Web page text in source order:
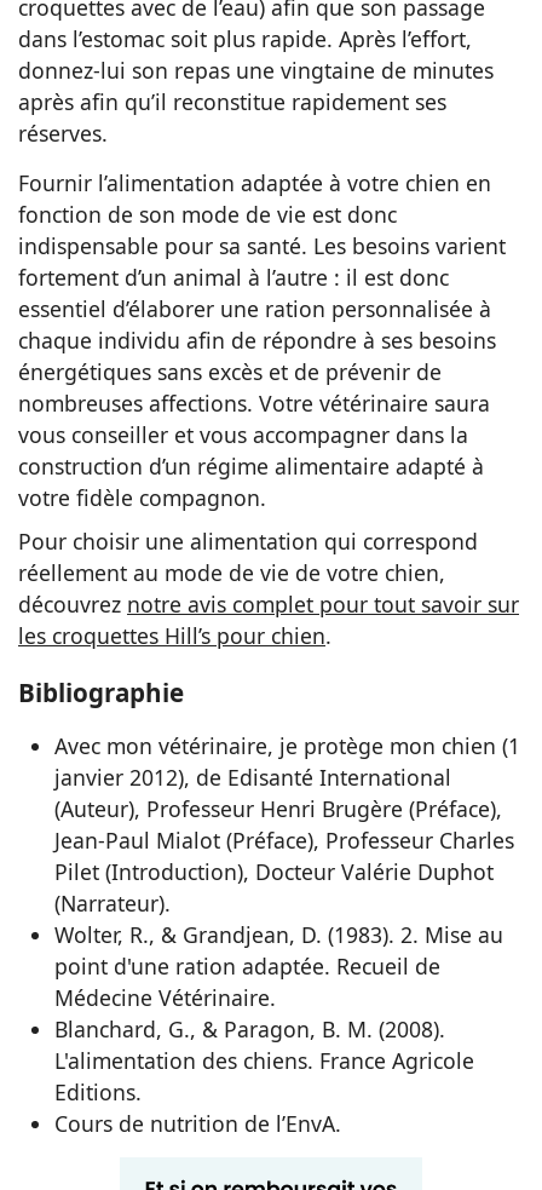
croquettes avec de l’eau) afin que son passage
dans l’estomac soit plus rapide. Après l’effort,
donnez-lui son repas une vingtaine de minutes
après afin qu’il reconstitue rapidement ses
réserves.
Fournir l’alimentation adaptée à votre chien en
fonction de son mode de vie est donc
indispensable pour sa santé. Les besoins varient
fortement d’un animal à l’autre : il est donc
essentiel d’élaborer une ration personnalisée à
chaque individu afin de répondre à ses besoins
énergétiques sans excès et de prévenir de
nombreuses affections. Votre vétérinaire saura
vous conseiller et vous accompagner dans la
construction d’un régime alimentaire adapté à
votre fidèle compagnon.
Pour choisir une alimentation qui correspond
réellement au mode de vie de votre chien,
découvrez notre avis complet pour tout savoir sur
les croquettes Hill’s pour chien.
Bibliographie
Avec mon vétérinaire, je protège mon chien (1
janvier 2012), de Edisanté International
(Auteur), Professeur Henri Brugère (Préface),
Jean-Paul Mialot (Préface), Professeur Charles
Pilet (Introduction), Docteur Valérie Duphot
(Narrateur).
Wolter, R., & Grandjean, D. (1983). 2. Mise au
point d'une ration adaptée. Recueil de
Médecine Vétérinaire.
Blanchard, G., & Paragon, B. M. (2008).
L'alimentation des chiens. France Agricole
Editions.
Cours de nutrition de l’EnvA.